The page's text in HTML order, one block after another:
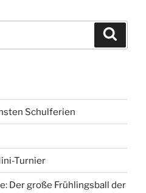
Schulferien
Turnier
Der große Frühlingsball der